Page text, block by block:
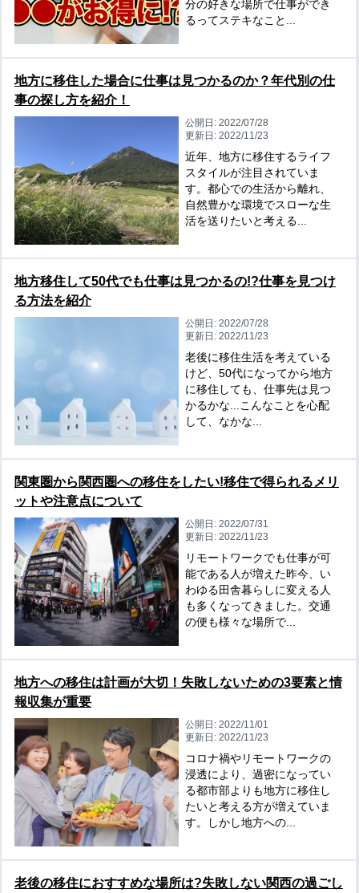
分の好きな場所で仕事ができ
るってステキなこと...
地方に移住した場合に仕事は見つかるのか？年代別の仕
事の探し方を紹介！
公開日: 2022/07/28
更新日: 2022/11/23
近年、地方に移住するライフ
スタイルが注目されていま
す。都心での生活から離れ、
自然豊かな環境でスローな生
活を送りたいと考える...
地方移住して50代でも仕事は見つかるの!?仕事を見つけ
る方法を紹介
公開日: 2022/07/28
更新日: 2022/11/23
老後に移住生活を考えている
けど、50代になってから地方
に移住しても、仕事先は見つ
かるかな...こんなことを心配
して、なかな...
関東圏から関西圏への移住をしたい!移住で得られるメリ
ットや注意点について
公開日: 2022/07/31
更新日: 2022/11/23
リモートワークでも仕事が可
能である人が増えた昨今、い
わゆる田舎暮らしに変える人
も多くなってきました。交通
の便も様々な場所で...
地方への移住は計画が大切！失敗しないための3要素と情
報収集が重要
公開日: 2022/11/01
更新日: 2022/11/23
コロナ禍やリモートワークの
浸透により、過密になってい
る都市部よりも地方に移住し
たいと考える方が増えていま
す。しかし地方への...
老後の移住におすすめな場所は?失敗しない関西の過ごし